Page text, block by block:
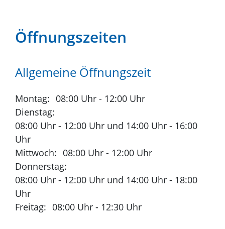
Öffnungszeiten
Allgemeine Öffnungszeit
Montag 08:00 Uhr - 12:00 Uhr
Dienstag
08:00 Uhr - 12:00 Uhr und 14:00 Uhr - 16:00
Uhr
Mittwoch
08:00 Uhr - 12:00 Uhr
Donnerstag
08:00 Uhr - 12:00 Uhr und 14:00 Uhr - 18:00
Uhr
Freitag
08:00 Uhr - 12:30 Uhr